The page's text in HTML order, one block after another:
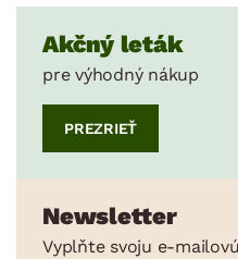
Akčný leták
pre výhodný nákup
PREZRIEŤ
Newsletter
Vyplňte svoju e-